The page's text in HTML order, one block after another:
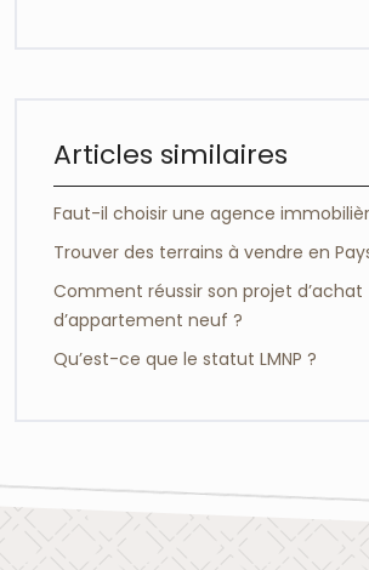
Articles similaires
Faut-il choisir une agence
Trouver des terrains à vendre en
Comment réussir son projet d’achat
d’appartement neuf ?
Qu’est-ce que le statut LMNP ?